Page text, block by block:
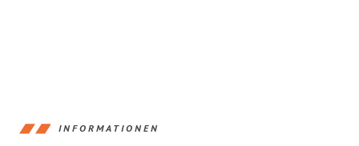
INFORMATIONEN